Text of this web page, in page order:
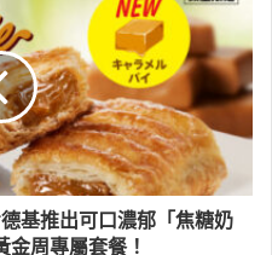
基推出可口濃郁「焦糖奶
周專屬套餐！